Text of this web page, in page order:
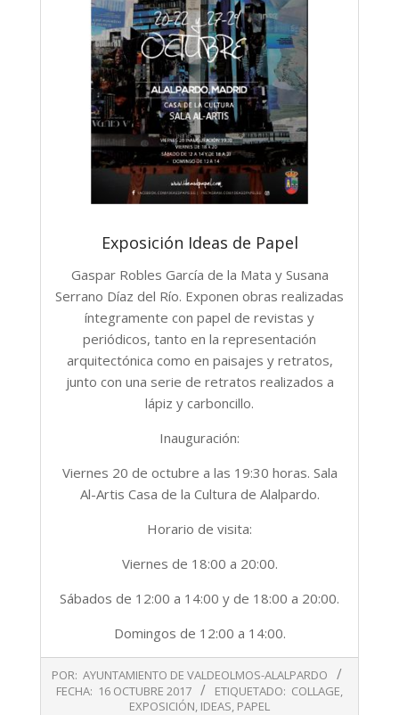
Exposición Ideas de Papel
Gaspar Robles García de la Mata y Susana
Serrano Díaz del Río. Exponen obras realizadas
íntegramente con papel de revistas y
periódicos, tanto en la representación
arquitectónica como en paisajes y retratos,
junto con una serie de retratos realizados a
lápiz y carboncillo.
Inauguración:
Viernes 20 de octubre a las 19:30 horas. Sala
Al-Artis Casa de la Cultura de Alalpardo.
Horario de visita:
Viernes de 18:00 a 20:00.
Sábados de 12:00 a 14:00 y de 18:00 a 20:00.
Domingos de 12:00 a 14:00.
10-
POR: AYUNTAMIENTO DE VALDEOLMOS-ALALPARDO
FECHA: 16 OCTUBRE 2017 ETIQUETADO: COLLAGE,
EXPOSICIÓN, IDEAS, PAPEL